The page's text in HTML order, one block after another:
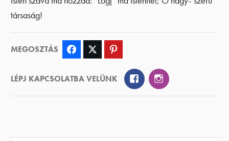
társaság!
MEGOSZTÁS Facebook Twitter
LÉPJ KAPCSOLATBA VELÜNK FacebookInstagram